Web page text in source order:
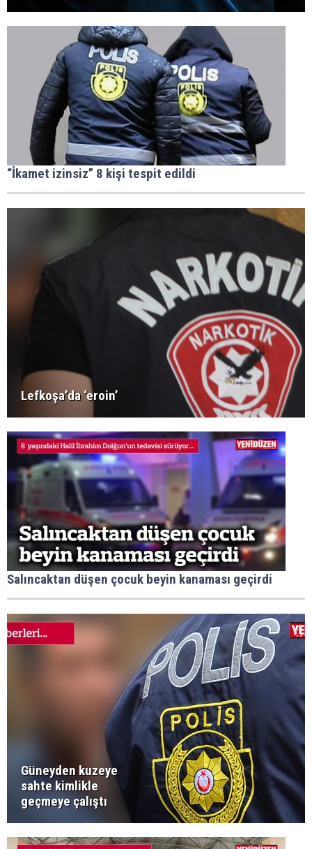
“İkamet izinsiz” 8 kişi tespit edildi
Lefkoşa’da ‘eroin’
Salıncaktan düşen çocuk beyin kanaması geçirdi
Güneyden kuzeye
sahte kimlikle
geçmeye çalıştı